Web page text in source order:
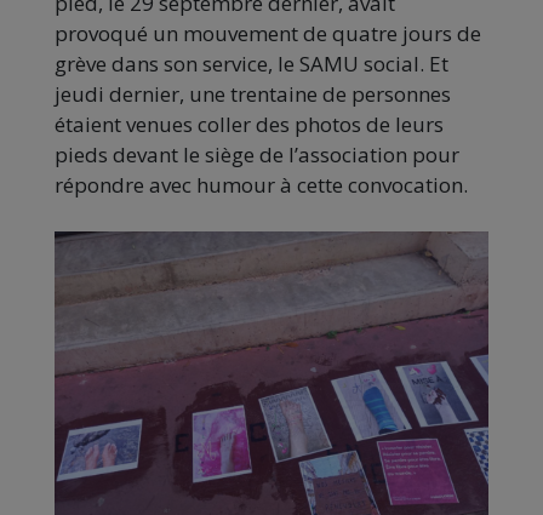
provoqué un mouvement de quatre jours de
grève dans son service, le SAMU social. Et
jeudi dernier, une trentaine de personnes
étaient venues coller des photos de leurs
pieds devant le siège de l’association pour
répondre avec humour à cette convocation.